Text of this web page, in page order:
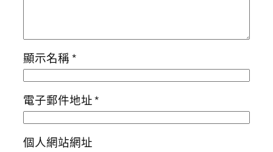
顯示名稱*
電子郵件地址*
個人網站網址